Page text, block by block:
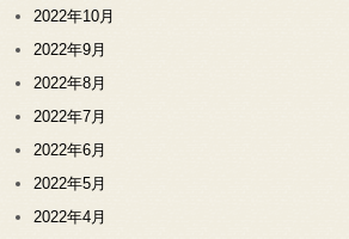
2022年10月
2022年9月
2022年8月
2022年7月
2022年6月
2022年5月
2022年4月